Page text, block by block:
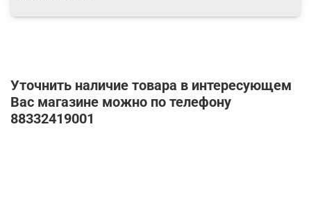
Уточнить наличие товара в интересующем
Вас магазине можно по телефону
88332419001